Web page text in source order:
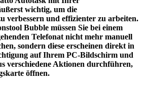
wichtig, um die
verbessern und effizienter zu arbeiten.
Bubble müssen Sie bei einem
Telefonat nicht mehr manuell
sondern diese erscheinen direkt in
auf Ihrem PC-Bildschirm und
verschiedene Aktionen durchführen,
öffnen.